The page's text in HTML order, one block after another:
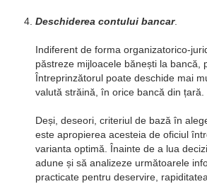
Deschiderea contului bancar.
Indiferent de forma organizatorico-
păstreze mijloacele bănești la bancă,
Întreprinzătorul poate deschide mai
valută străină, în orice bancă din țară.
Deși, deseori, criteriul de bază în
este apropierea acesteia de oficiul
varianta optimă. Înainte de a lua
adune și să analizeze următoarele
practicate pentru deservire,